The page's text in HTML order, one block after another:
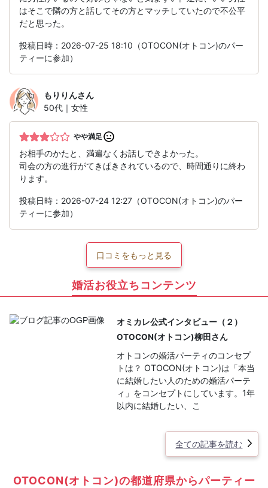
はそこで隣の方と話してその方とマッチしていたので不公平
だと思った。
投稿日時：2026-07-25 18:10（OTOCON(オトコン)のパー
ティーに参加）
もりりんさん
50代｜女性
やや満足
お相手のかたと、満遍なくお話しできよかった。
司会の方の進行がてきぱきされているので、時間通りに終わ
ります。
投稿日時：2026-07-24 12:27（OTOCON(オトコン)のパー
ティーに参加）
口コミをもっと見る
婚活お役立ちコンテンツ
オミカレ公式インタビュー（２）
OTOCON(オトコン)柳田さん
オトコンの婚活パーティのコンセプ
トは？ OTOCON(オトコン)は「本当
に結婚したい人のための婚活パーテ
ィ」をコンセプトにしています。1年
以内に結婚したい、こ
全ての記事を読む
OTOCON(オトコン)の都道府県からパーティー